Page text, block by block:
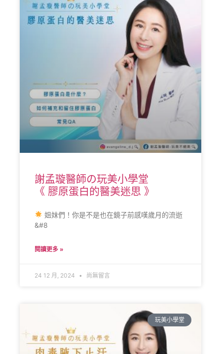
謝孟璇醫師の玩美小學堂
《 膠原蛋白的醫美迷思 》
姐妹們！你是不是也在鏡子前感嘆歲月的流逝
&#8
閱讀更多 »
24 12 月, 2024 尚無留言
玩美小學堂